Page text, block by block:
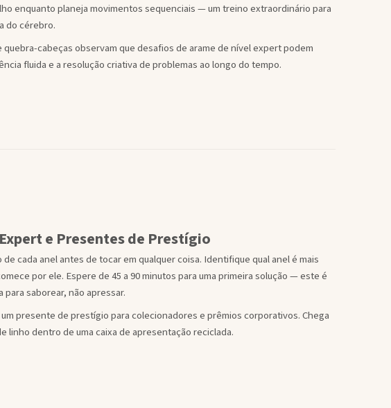
enquanto planeja movimentos sequenciais — um treino extraordinário para
do cérebro.
quebra-cabeças observam que desafios de arame de nível expert podem
fluida e a resolução criativa de problemas ao longo do tempo.
e Presentes de Prestígio
de cada anel antes de tocar em qualquer coisa. Identifique qual anel é mais
por ele. Espere de 45 a 90 minutos para uma primeira solução — este é
para saborear, não apressar.
um presente de prestígio para colecionadores e prêmios corporativos. Chega
linho dentro de uma caixa de apresentação reciclada.